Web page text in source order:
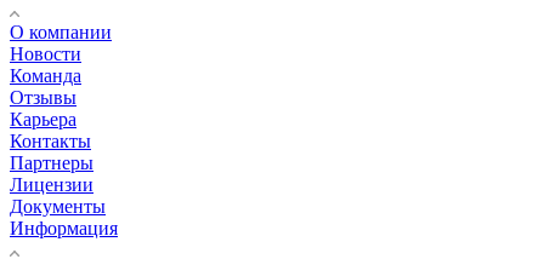
О компании
Новости
Команда
Отзывы
Карьера
Контакты
Партнеры
Лицензии
Документы
Информация